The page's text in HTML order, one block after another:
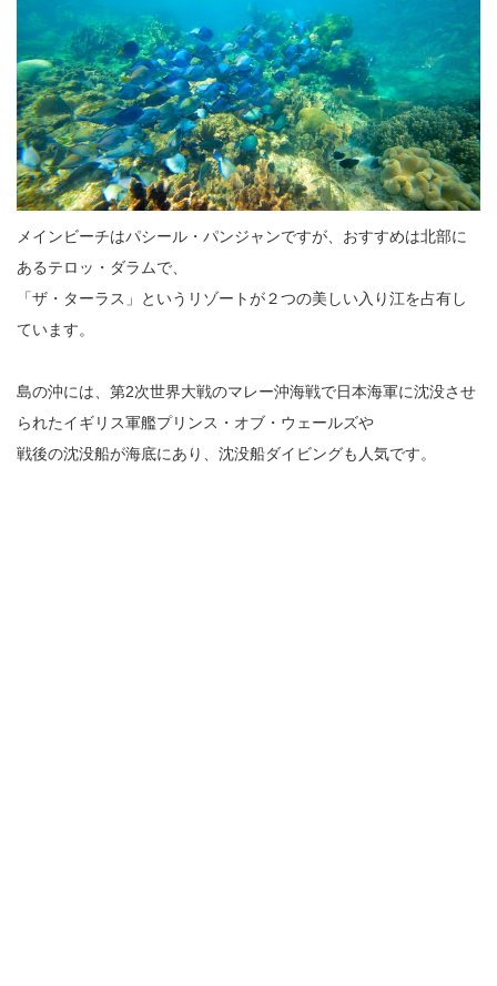
メインビーチはパシール・パンジャンですが、おすすめは北部に
あるテロッ・ダラムで、
「ザ・ターラス」というリゾートが２つの美しい入り江を占有し
ています。
島の沖には、第2次世界大戦のマレー沖海戦で日本海軍に沈没させ
られたイギリス軍艦プリンス・オブ・ウェールズや
戦後の沈没船が海底にあり、沈没船ダイビングも人気です。